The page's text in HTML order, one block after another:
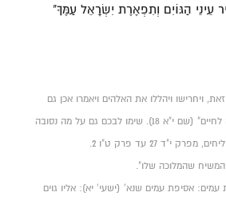
עֵינֵי הַגּוֹיִם וְתִפְאֶרֶת יִשְׂרָאֵל עַמֶּךָ"
זאת, ויחרישו ויהללו את האלהים ויאמרו אכן גם
לגויים נתן האלהים התשובה לחיים" (שם י"א 18). שימו לבכם גם על מה נסובה
י"ד 27 עד פרק ט"ו 2.
שהמלוכה שלו".
אסיפת עמים שנא' (ישעי' יא): אליו גוים